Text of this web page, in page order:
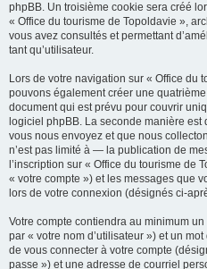
phpBB. Un troisième cookie sera créé
« Office du tourisme de Topoldavie »,
vous avez consultés et permettant
tant qu’utilisateur.
Lors de votre navigation sur « Office du
pouvons également créer une
document qui est prévu pour couvrir
logiciel phpBB. La seconde manière
vous nous envoyez et que nous
n’est pas limité à — la publication de
l’inscription sur « Office du tourisme de
« votre compte ») et les messages que
lors de votre connexion (désignés ci-
Votre compte contiendra au minimum
par « votre nom d’utilisateur ») et un
de vous connecter à votre compte
passe ») et une adresse de courriel